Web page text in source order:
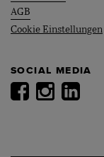
AGB
Cookie Einstellungen
SOCIAL MEDIA